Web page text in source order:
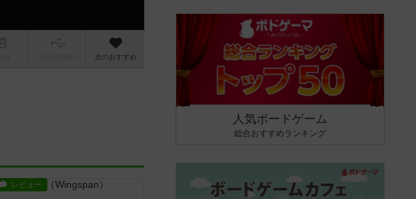
次のおすすめ
レビュー
人気ボードゲーム
総合おすすめランキング